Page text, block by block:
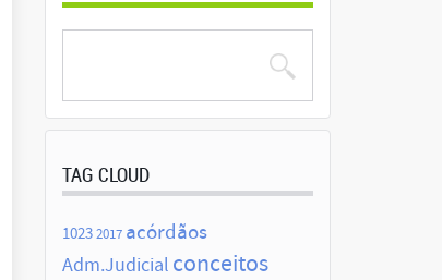
TAG CLOUD
10232017 acórdãos
Adm.Judicial conceitos